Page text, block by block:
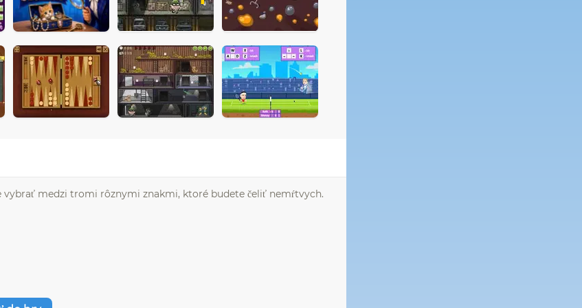
medzi tromi rôznymi znakmi, ktoré budete čeliť nemŕtvych.